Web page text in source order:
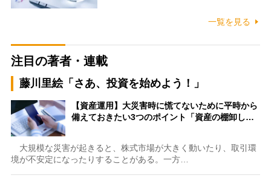
一覧を見る
注目の著者・連載
藤川里絵「さあ、投資を始めよう！」
【資産運用】大災害時に慌てないために平時から
備えておきたい3つのポイント「資産の棚卸し…
大規模な災害が起きると、株式市場が大きく動いたり、取引環
境が不安定になったりすることがある。一方…